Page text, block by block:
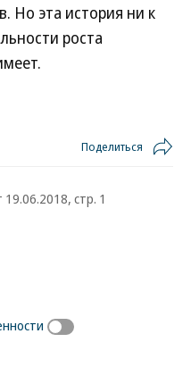
Но эта история ни к
роста
Поделиться
19.06.2018, стр. 1